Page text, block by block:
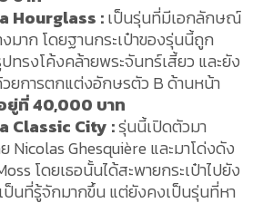
Hourglass :เป็นรุ่นที่มีเอกลักษณ์
งมาก โดยฐานกระเป๋าของรุ่นนี้ถูก
ทรงโค้งคล้ายพระจันทร์เสี้ยว และยัง
ยการตกแต่งอักษรตัว B ด้านหน้า
ยู่ที่ 40,000 บาท
Classic City :รุ่นนี้เปิดตัวมา
Nicolas Ghesquière และมาโด่งดัง
โดยเธอนั้นได้สะพายกระเป๋าไปยัง
ป็นที่รู้จักมากขึ้น แต่ยังคงเป็นรุ่นที่หา